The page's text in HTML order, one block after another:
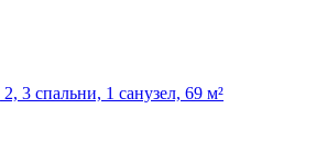
3 спальни, 1 санузел, 69 м²